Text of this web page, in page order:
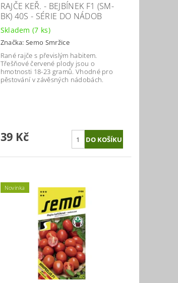
RAJČE KEŘ. - BEJBÍNEK F1 (SM-
BK) 40S - SÉRIE DO NÁDOB
Skladem(7 ks)
Značka:Semo Smržice
Rané rajče s převislým habitem.
Třešňové červené plody jsou o
hmotnosti 18-23 gramů. Vhodné pro
pěstování v závěsných nádobách.
39 Kč
Novinka